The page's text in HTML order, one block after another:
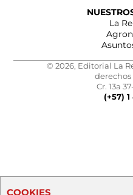
La
© 2026, Editorial La
derechos
Cr. 13a
(+57)
COOKIES